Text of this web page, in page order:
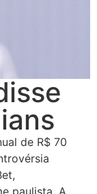
de R$ 70